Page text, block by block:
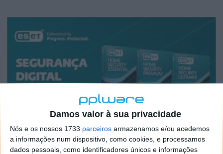
Damos valor à sua privacidade
Nós e os nossos 1733 parceiros armazenamos e/ou acedemos
a informações num dispositivo, como cookies, e processamos
dados pessoais, como identificadores únicos e informações